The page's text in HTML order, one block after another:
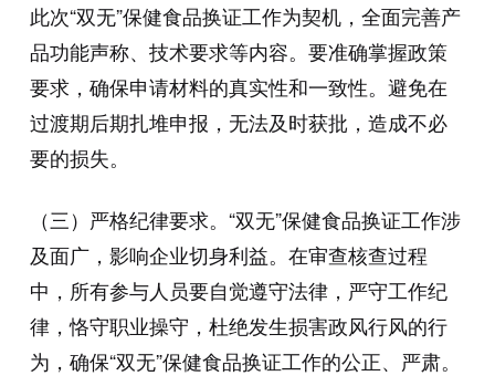
此次“双无”保健食品换证工作为契机，全面完善产
品功能声称、技术要求等内容。要准确掌握政策
要求，确保申请材料的真实性和一致性。避免在
过渡期后期扎堆申报，无法及时获批，造成不必
要的损失。
（三）严格纪律要求。“双无”保健食品换证工作涉
及面广，影响企业切身利益。在审查核查过程
中，所有参与人员要自觉遵守法律，严守工作纪
律，恪守职业操守，杜绝发生损害政风行风的行
为，确保“双无”保健食品换证工作的公正、严肃。